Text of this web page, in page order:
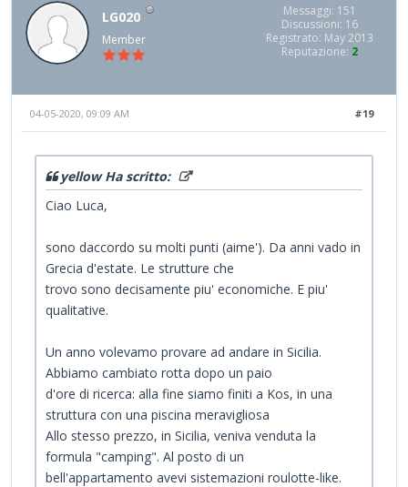
LG020
Member
Messaggi: 151
Discussioni: 16
Registrato: May 2013
Reputazione: 2
#19
04-05-2020, 09:09 AM
yellow Ha scritto:
Ciao Luca,
sono daccordo su molti punti (aime'). Da anni vado in
Grecia d'estate. Le strutture che
trovo sono decisamente piu' economiche. E piu'
qualitative.
Un anno volevamo provare ad andare in Sicilia.
Abbiamo cambiato rotta dopo un paio
d'ore di ricerca: alla fine siamo finiti a Kos, in una
struttura con una piscina meravigliosa
Allo stesso prezzo, in Sicilia, veniva venduta la
formula "camping". Al posto di un
bell'appartamento avevi sistemazioni roulotte-like.